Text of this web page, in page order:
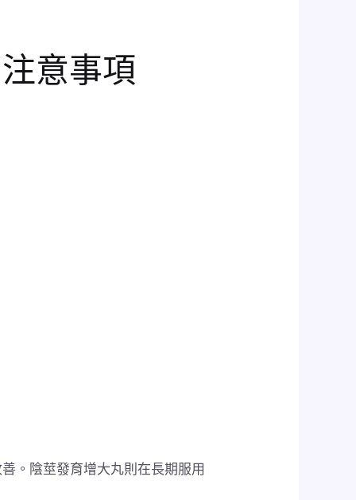
意事項
。陰莖發育增大丸則在長期服用